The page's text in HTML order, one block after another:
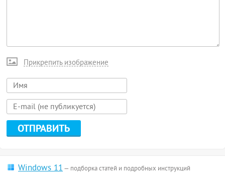
Прикрепить изображение
Windows 11— подборка статей и подробных инструкций